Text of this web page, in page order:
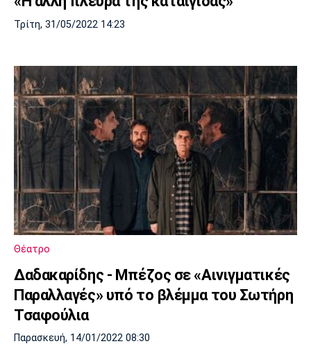
Τρίτη, 31/05/2022 14:23
Θέατρο
Δαδακαρίδης - Μπέζος σε «Αινιγματικές
Παραλλαγές» υπό το βλέμμα του Σωτήρη
Τσαφούλια
Παρασκευή, 14/01/2022 08:30